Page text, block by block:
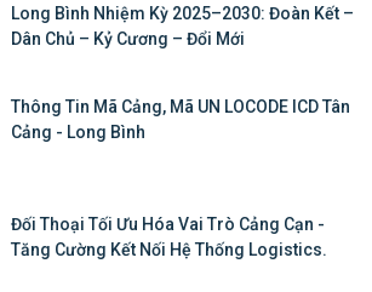
Long Bình Nhiệm Kỳ 2025–2030: Đoàn Kết –
Dân Chủ – Kỷ Cương – Đổi Mới
Thông Tin Mã Cảng, Mã UN LOCODE ICD Tân
Cảng - Long Bình
Đối Thoại Tối Ưu Hóa Vai Trò Cảng Cạn -
Tăng Cường Kết Nối Hệ Thống Logistics.